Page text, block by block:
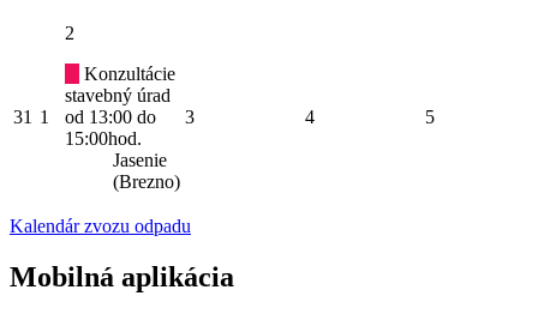
31 1
2
Konzultácie
stavebný úrad
od 13:00 do
15:00hod.
Jasenie
(Brezno)
3 4 5
Kalendár zvozu odpadu
Mobilná aplikácia